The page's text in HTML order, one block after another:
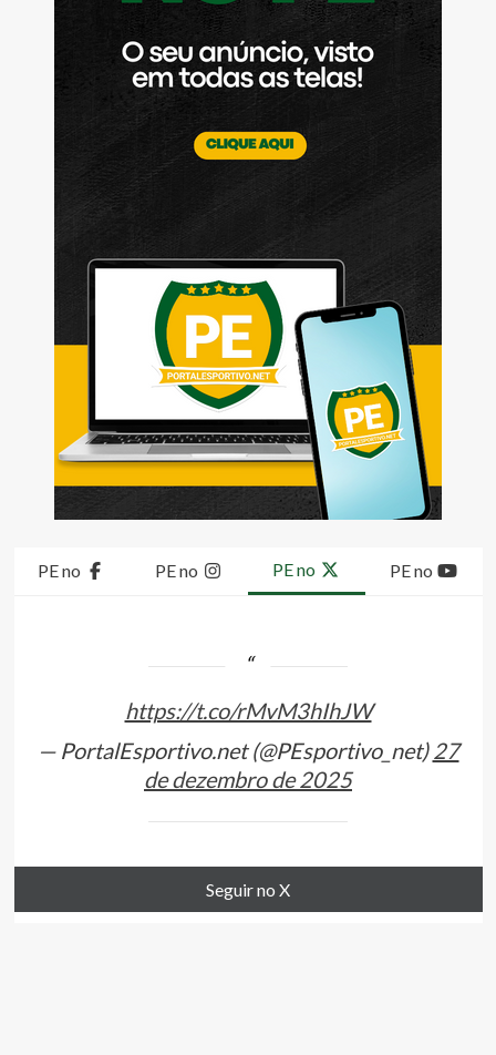
PE no PE no PE no PE no
https://t.co/rMvM3hIhJW
— PortalEsportivo.net (@PEsportivo_net) 27
de dezembro de 2025
Seguir no X